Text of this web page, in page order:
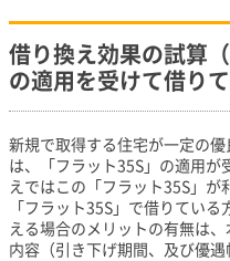
借り換え効果の試算
の適用を受けて借り
新規で取得する住宅が一定の
は、「フラット35S」の適用
えではこの「フラット35S」が
「フラット35S」で借りてい
える場合のメリットの有無は
内容（引き下げ期間、及び優遇